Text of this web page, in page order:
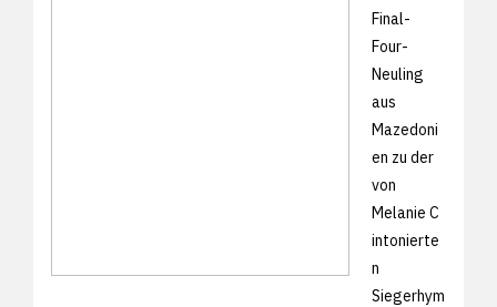
Final-
Four-
Neuling
aus
Mazedoni
en zu der
von
Melanie C
intonierte
n
Siegerhym